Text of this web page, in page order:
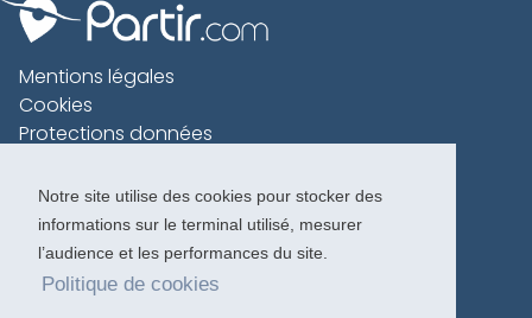
Notre site utilise des cookies pour stocker des
informations sur le terminal utilisé, mesurer
l’audience et les performances du site.
Politique de cookies
Mentions légales
Cookies
Protections données
Charte voyageur
Copyright 1996-2026